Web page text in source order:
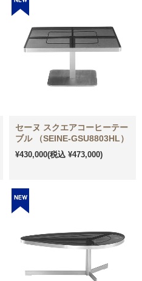
セーヌ スクエアコーヒーテー
ブル （SEINE-GSU8803HL）
¥430,000(税込 ¥473,000)